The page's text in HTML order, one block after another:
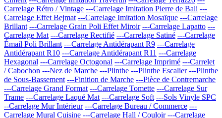
Carrelage Rétro / Vintage ---Carrelage Imitation Pierre de Bali ---
Carrelage Effet Bejmat ---Carrelage Imitation Mosaïque ---Carrelage
Brillant ---Carrelage Grain Poli Effet Miroir ---Carrelage Lapatto ---
Carrelage Mat ---Carrelage Rectifié ---Carrelage Satiné ---Carrelage
Émail Poli Brillant ---Carrelage Antidérapant R9 ---Carrelage
Antidérapant R10 ---Carrelage Antidérapant R11 ---Carrelage
Hexagonal ---Carrelage Octogonal ---Carrelage Imprimé ---Carrelet
/ Cabochon ---Nez de Marche ---Plinthe ---Plinthe Escalier ---Plinthe
de Sous-Bassement ---Finition de Marche ---Pièce de Contremarche
---Carrelage Grand Format ---Carrelage Tomette ---Carrelage Sur
Trame ---Carrelage Laqué Mat ---Carrelage Soft ---Sols Vinyle SPC
--Carrelage Mur Intérieur ---Carrelage Bureau / Commerce ---
Carrelage Mural Cuisine ---Carrelage Hall / Couloir ---Carrelage